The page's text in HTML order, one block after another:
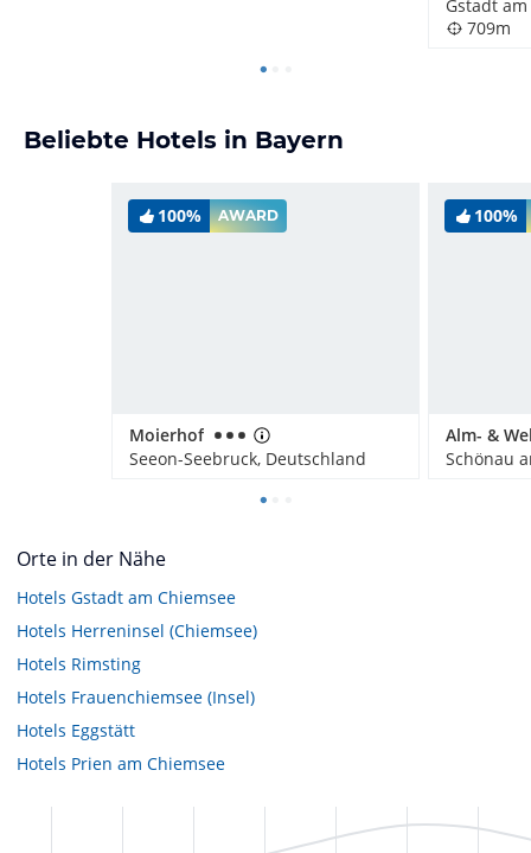
709m
Beliebte Hotels in Bayern
100% AWARD
Moierhof
Seeon-Seebruck, Deutschland
100%
Orte in der Nähe
Hotels Gstadt am Chiemsee
Hotels Herreninsel (Chiemsee)
Hotels Rimsting
Hotels Frauenchiemsee (Insel)
Hotels Eggstätt
Hotels Prien am Chiemsee